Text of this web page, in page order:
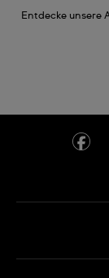
Entdecke unsere